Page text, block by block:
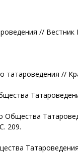
//
татароведения //
Общества
209.